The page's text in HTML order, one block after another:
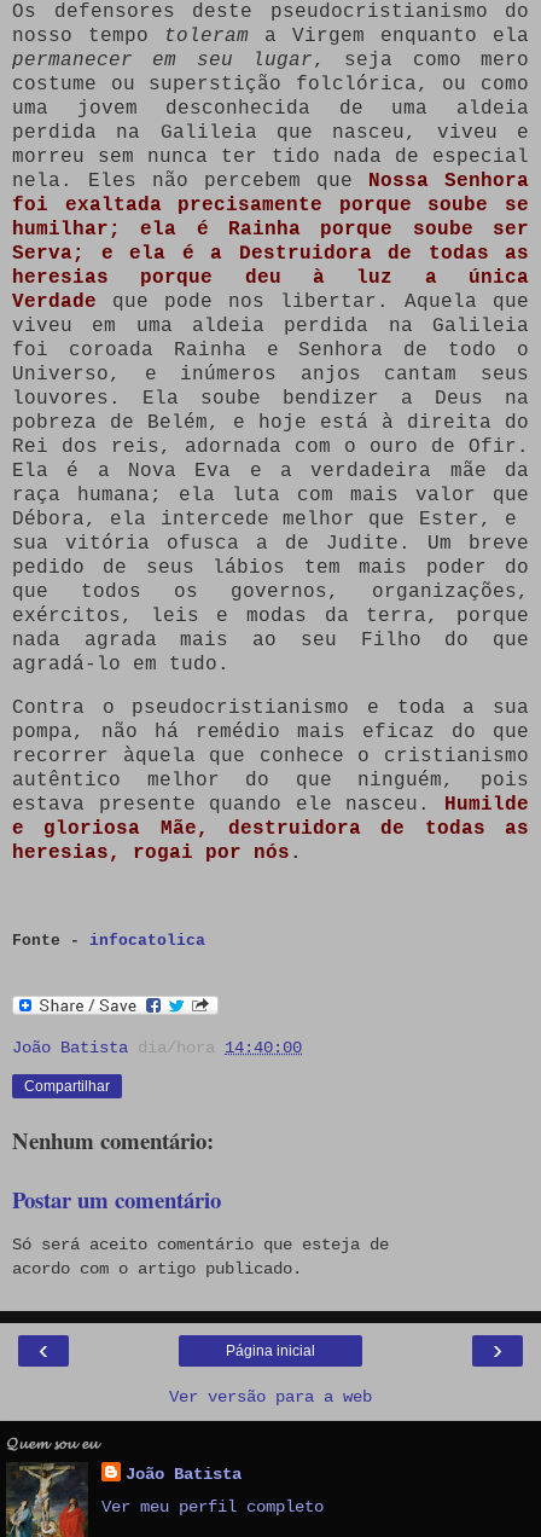
Os defensores deste pseudocristianismo do
nosso tempo
toleram a Virgem enquanto ela
permanecer em seu lugar, seja como mero
costume ou superstição folclórica, ou como
uma jovem desconhecida de uma aldeia
perdida na Galileia que nasceu, viveu e
morreu sem nunca ter tido nada de especial
nela. Eles não percebem que Nossa Senhora
foi exaltada precisamente porque soube se
humilhar; ela é Rainha porque soube ser
Serva; e ela é a Destruidora de todas as
heresias porque deu à luz a única
Verdade que pode nos libertar. Aquela que
viveu em uma aldeia perdida na Galileia
foi coroada Rainha e Senhora de todo o
Universo, e inúmeros anjos cantam seus
louvores. Ela soube bendizer a Deus na
pobreza de Belém, e hoje está à direita do
Rei dos reis, adornada com o ouro de Ofir.
Ela é a Nova Eva e a verdadeira mãe da
raça humana; ela luta com mais valor que
Débora, ela intercede melhor que Ester, e
sua vitória ofusca a de Judite. Um breve
pedido de seus lábios tem mais poder do
que todos os governos, organizações,
exércitos, leis e modas da terra, porque
nada agrada mais ao seu Filho do que
agradá-lo em tudo.
Contra o pseudocristianismo e toda a sua
pompa, não há remédio mais eficaz do que
recorrer àquela que conhece o cristianismo
autêntico melhor do que ninguém, pois
estava presente quando ele nasceu. Humilde
e gloriosa Mãe, destruidora de todas as
heresias, rogai por nós .
Fonte - infocatolica
João Batista dia/hora 14:40:00
Compartilhar
Nenhum comentário:
Postar um comentário
Só será aceito comentário que esteja de
acordo com o artigo publicado.
‹ ›
Página inicial
Ver versão para a web
𝓠𝓾𝓮𝓶 𝓼𝓸𝓾 𝓮𝓾
João Batista
Ver meu perfil completo